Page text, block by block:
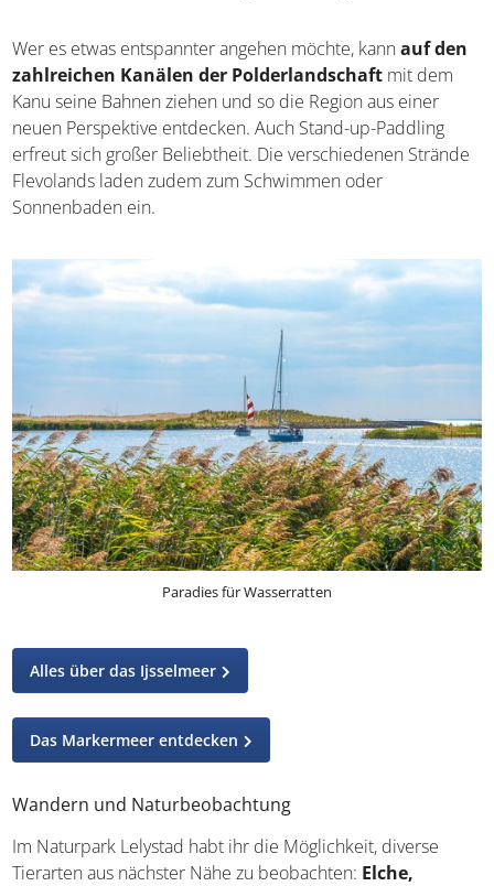
Wer es etwas entspannter angehen möchte, kannauf den
zahlreichen Kanälen der Polderlandschaft mit dem
Kanu seine Bahnen ziehen und so die Region aus einer
neuen Perspektive entdecken. Auch Stand-up-Paddling
erfreut sich großer Beliebtheit. Die verschiedenen Strände
Flevolands laden zudem zum Schwimmen oder
Sonnenbaden ein.
Paradies für Wasserratten
Alles über das Ijsselmeer
Das Markermeer entdecken
Wandern und Naturbeobachtung
Im Naturpark Lelystad habt ihr die Möglichkeit, diverse
Tierarten aus nächster Nähe zu beobachten: Elche,